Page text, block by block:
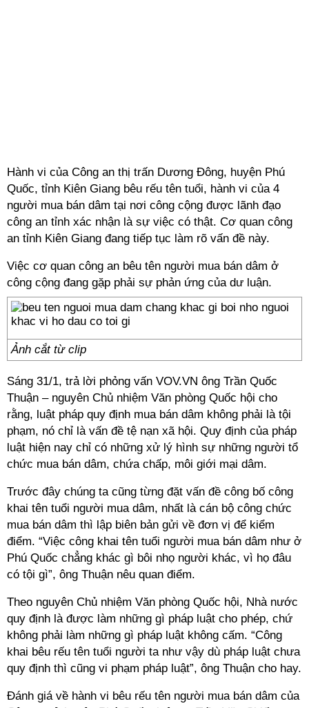
Hành vi của Công an thị trấn Dương Đông, huyện Phú
Quốc, tỉnh Kiên Giang bêu rếu tên tuổi, hành vi của 4
người mua bán dâm tại nơi công cộng được lãnh đạo
công an tỉnh xác nhận là sự việc có thật. Cơ quan công
an tỉnh Kiên Giang đang tiếp tục làm rõ vấn đề này.
Việc cơ quan công an bêu tên người mua bán dâm ở
công cộng đang gặp phải sự phản ứng của dư luận.
Ảnh cắt từ clip
Sáng 31/1, trả lời phỏng vấn VOV.VN ông Trần Quốc
Thuận – nguyên Chủ nhiệm Văn phòng Quốc hội cho
rằng, luật pháp quy định mua bán dâm không phải là tội
phạm, nó chỉ là vấn đề tệ nạn xã hội. Quy định của pháp
luật hiện nay chỉ có những xử lý hình sự những người tổ
chức mua bán dâm, chứa chấp, môi giới mại dâm.
Trước đây chúng ta cũng từng đặt vấn đề công bố công
khai tên tuổi người mua dâm, nhất là cán bộ công chức
mua bán dâm thì lập biên bản gửi về đơn vị để kiểm
điểm. “Việc công khai tên tuổi người mua bán dâm như ở
Phú Quốc chẳng khác gì bôi nhọ người khác, vì họ đâu
có tội gì”, ông Thuận nêu quan điểm.
Theo nguyên Chủ nhiệm Văn phòng Quốc hội, Nhà nước
quy định là được làm những gì pháp luật cho phép, chứ
không phải làm những gì pháp luật không cấm. “Công
khai bêu rếu tên tuổi người ta như vậy dù pháp luật chưa
quy định thì cũng vi phạm pháp luật”, ông Thuận cho hay.
Đánh giá về hành vi bêu rếu tên người mua bán dâm của